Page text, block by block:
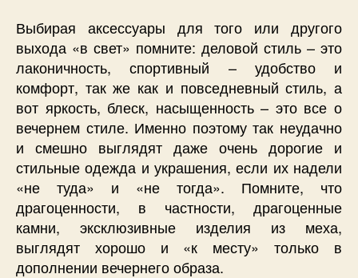
Выбирая аксессуары для того или другого
выхода «в свет» помните: деловой стиль – это
лаконичность, спортивный – удобство и
комфорт, так же как и повседневный стиль, а
вот яркость, блеск, насыщенность – это все о
вечернем стиле. Именно поэтому так неудачно
и смешно выглядят даже очень дорогие и
стильные одежда и украшения, если их надели
«не туда» и «не тогда». Помните, что
драгоценности, в частности, драгоценные
камни, эксклюзивные изделия из меха,
выглядят хорошо и «к месту» только в
дополнении вечернего образа.